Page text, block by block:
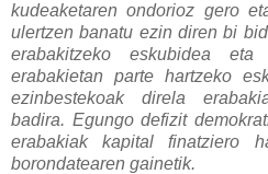
kudeaketaren ondorioz gero
ulertzen banatu ezin diren bi
erabakitzeko eskubidea
erabakietan parte hartzeko
ezinbestekoak direla
badira. Egungo defizit
erabakiak kapital finatziero
borondatearen gainetik.